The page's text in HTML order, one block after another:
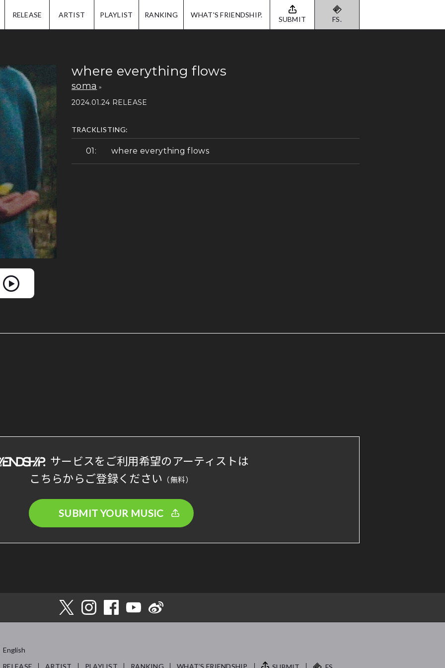
RELEASE ARTIST PLAYLIST RANKING WHAT'S FRIENDSHIP. SUBMIT FS.
where everything flows
soma
2024.01.24 RELEASE
TRACKLISTING:
where everything flows
サービスをご利用希望のアーティストは
こちらからご登録ください （無料）
SUBMIT YOUR MUSIC
English
RELEASE ARTIST PLAYLIST RANKING WHAT’S FRIENDSHIP.